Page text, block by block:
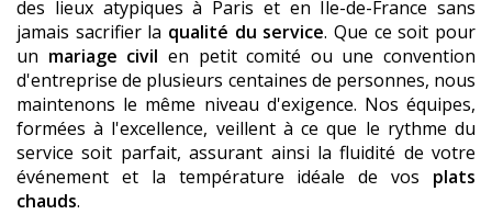
des lieux atypiques à Paris et en Île-de-France sans
jamais sacrifier la qualité du service. Que ce soit pour
un mariage civil en petit comité ou une convention
d'entreprise de plusieurs centaines de personnes, nous
maintenons le même niveau d'exigence. Nos équipes,
formées à l'excellence, veillent à ce que le rythme du
service soit parfait, assurant ainsi la fluidité de votre
événement et la température idéale de vos plats
chauds.